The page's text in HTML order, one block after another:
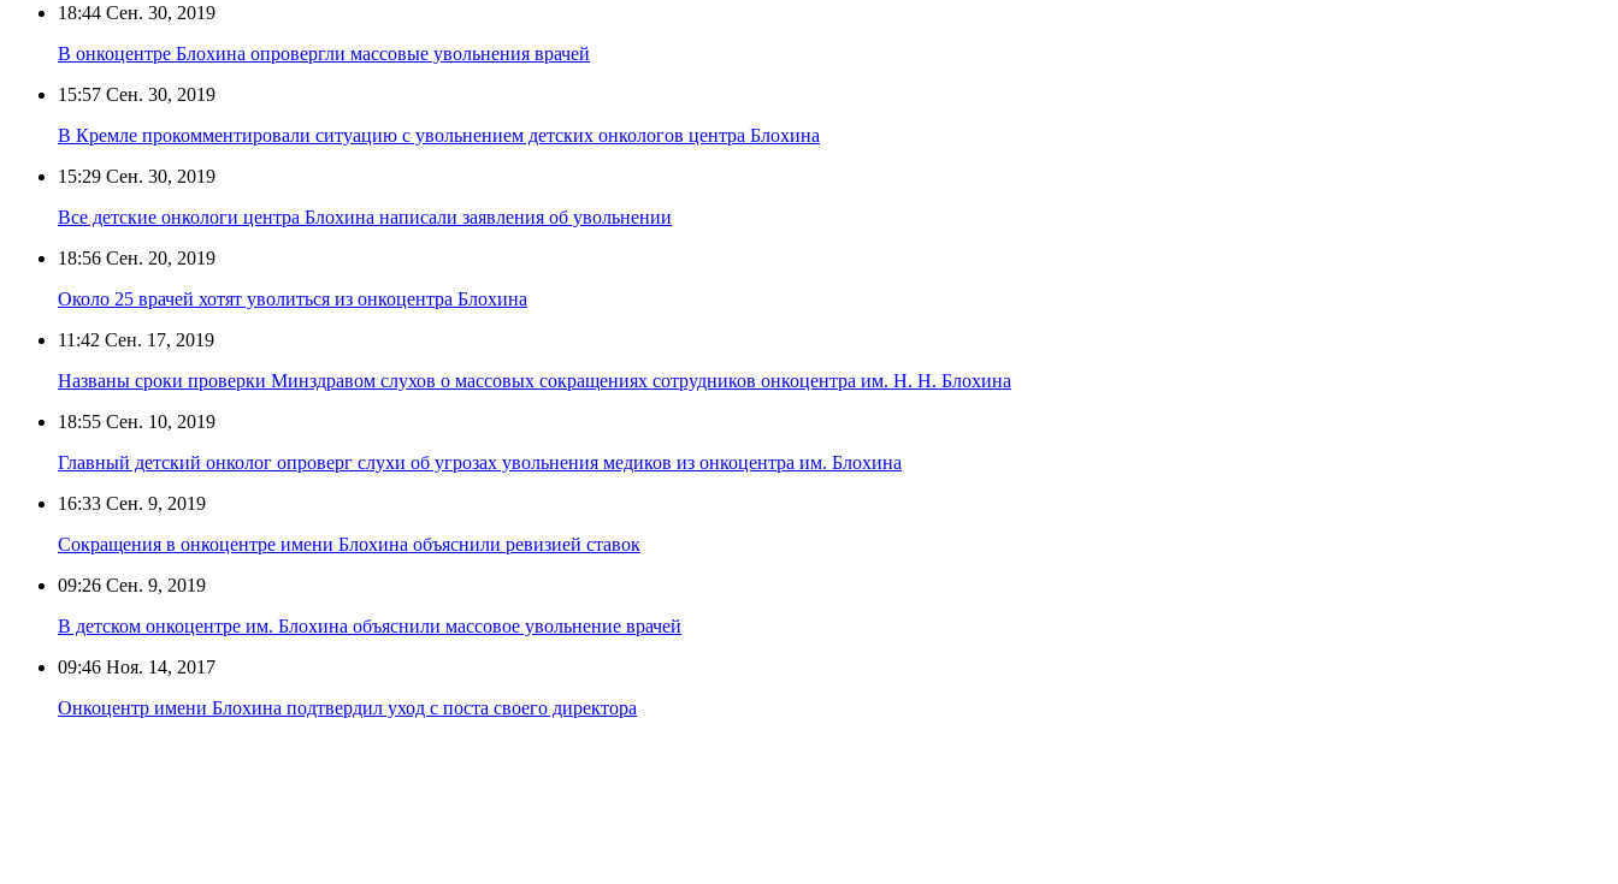
18:44 Сен. 30, 2019
В онкоцентре Блохина опровергли массовые увольнения врачей
15:57 Сен. 30, 2019
В Кремле прокомментировали ситуацию с увольнением детских онкологов центра Блохина
15:29 Сен. 30, 2019
Все детские онкологи центра Блохина написали заявления об увольнении
18:56 Сен. 20, 2019
Около 25 врачей хотят уволиться из онкоцентра Блохина
11:42 Сен. 17, 2019
Названы сроки проверки Минздравом слухов о массовых сокращениях сотрудников онкоцентра им. Н. Н. Блохина
18:55 Сен. 10, 2019
Главный детский онколог опроверг слухи об угрозах увольнения медиков из онкоцентра им. Блохина
16:33 Сен. 9, 2019
Сокращения в онкоцентре имени Блохина объяснили ревизией ставок
09:26 Сен. 9, 2019
В детском онкоцентре им. Блохина объяснили массовое увольнение врачей
09:46 Ноя. 14, 2017
Онкоцентр имени Блохина подтвердил уход с поста своего директора